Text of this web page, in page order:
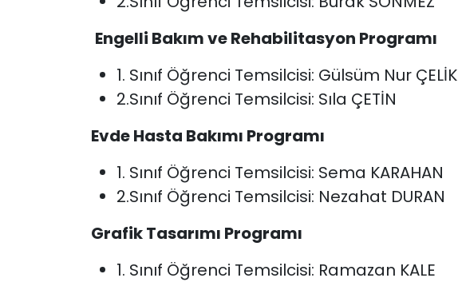
Engelli Bakım ve Rehabilitasyon Programı
1. Sınıf Öğrenci Temsilcisi: Gülsüm Nur ÇELİK
2.Sınıf Öğrenci Temsilcisi: Sıla ÇETİN
Evde Hasta Bakımı Programı
1. Sınıf Öğrenci Temsilcisi: Sema KARAHAN
2.Sınıf Öğrenci Temsilcisi: Nezahat DURAN
Grafik Tasarımı Programı
1. Sınıf Öğrenci Temsilcisi: Ramazan KALE